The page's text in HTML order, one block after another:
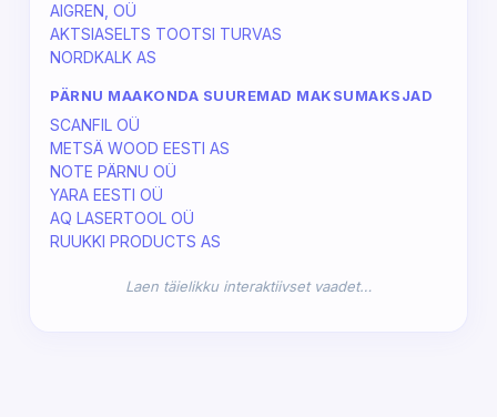
AIGREN, OÜ
AKTSIASELTS TOOTSI TURVAS
NORDKALK AS
PÄRNU MAAKONDA SUUREMAD MAKSUMAKSJAD
SCANFIL OÜ
METSÄ WOOD EESTI AS
NOTE PÄRNU OÜ
YARA EESTI OÜ
AQ LASERTOOL OÜ
RUUKKI PRODUCTS AS
Laen täielikku interaktiivset vaadet…